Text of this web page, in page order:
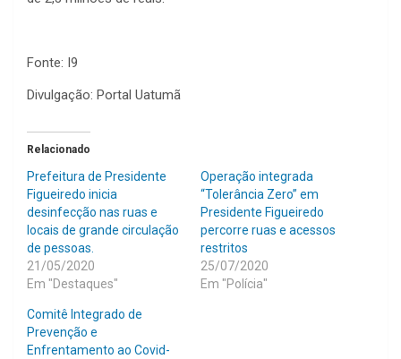
Fonte: I9
Divulgação: Portal Uatumã
Relacionado
Prefeitura de Presidente
Figueiredo inicia
desinfecção nas ruas e
locais de grande circulação
de pessoas.
21/05/2020
Em "Destaques"
Operação integrada
“Tolerância Zero” em
Presidente Figueiredo
percorre ruas e acessos
restritos
25/07/2020
Em "Polícia"
Comitê Integrado de
Prevenção e
Enfrentamento ao Covid-